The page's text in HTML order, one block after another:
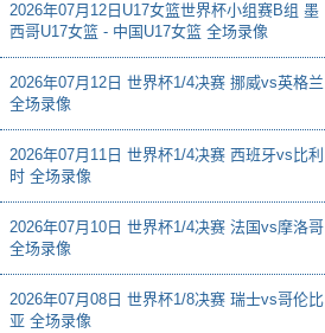
2026年07月12日U17女篮世界杯小组赛B组 墨
西哥U17女篮 - 中国U17女篮 全场录像
2026年07月12日 世界杯1/4决赛 挪威vs英格兰
全场录像
2026年07月11日 世界杯1/4决赛 西班牙vs比利
时 全场录像
2026年07月10日 世界杯1/4决赛 法国vs摩洛哥
全场录像
2026年07月08日 世界杯1/8决赛 瑞士vs哥伦比
亚 全场录像